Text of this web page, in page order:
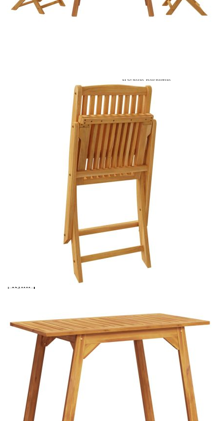
Време за доставка: 5 до 9 дни
маслено покритие
49 x 57,5 x 91,5 см (Ш x Д x В)
8721012371934
Височина на седалката от земята:
46,5 см
Максимален капацитет на
натоварване (на място):
110 кг
Купи на изплащане
Комплект за балкон от 3 части, акациево дърво масив
Please select credit institution
Цена на продукта:
Extraction of information from credit institutions
Предоставената таблица е с информационна цел.
Добавете продукта в количката си с бутона "Добави в
количката" и при поръчка ще можете да изберете броя
вноски на кредита.
Acest tabel are caracter informativ. Adăugați produsul în
coșul de cumpărături unde veți putea selecta detaliile
cererii de creditare.
количката" и при поръчка ще можете да изберете броя
вноски на кредита.
Предоставената таблица е с информационна цел.
Добавете продукта в количката си с бутона "Добави в
количката" и при поръчка ще можете да изберете броя
вноски на кредита.
Предоставената таблица е с информационна цел.
Добавете продукта в количката си с бутона "Добави в
количката" и при поръчка ще можете да изберете броя
вноски на кредита.